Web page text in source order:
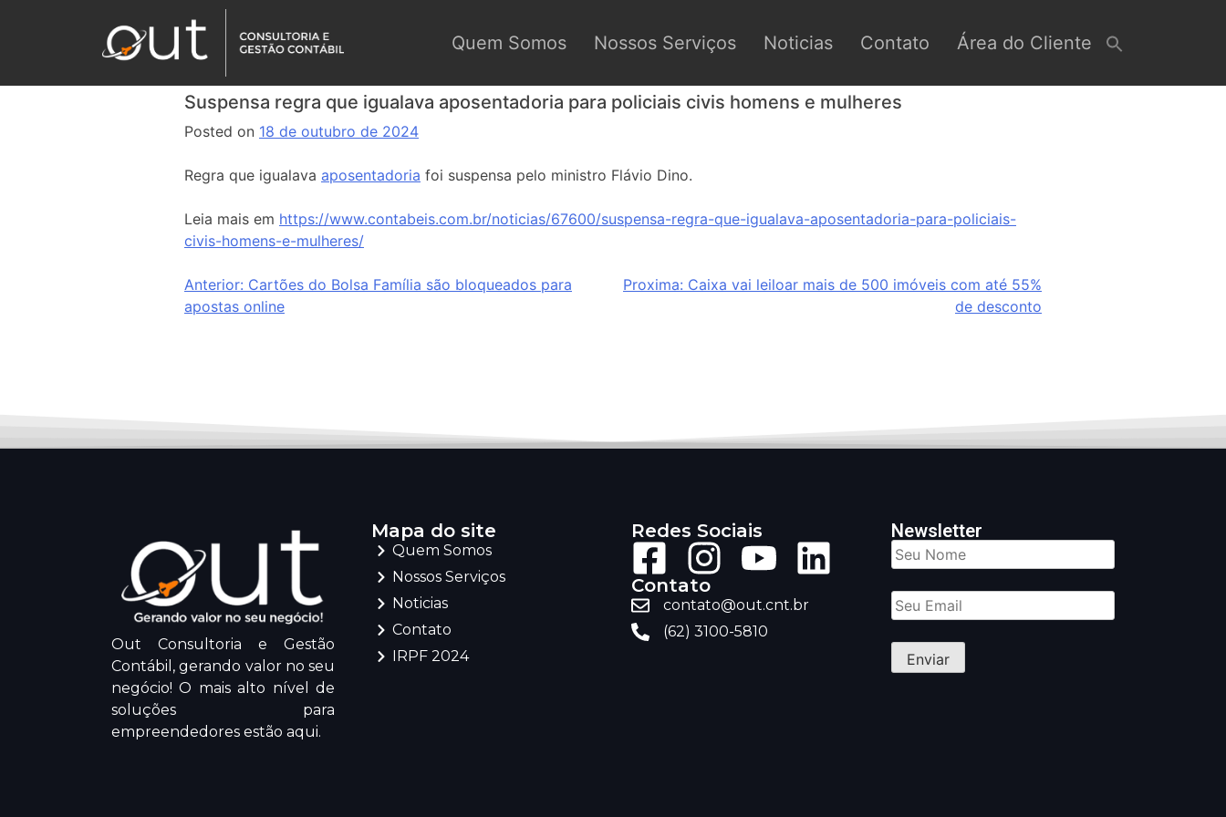
Quem Somos Nossos Serviços Noticias Contato Área do Cliente
Suspensa regra que igualava aposentadoria para policiais civis homens e mulheres
Posted on 18 de outubro de 2024
Regra que igualava aposentadoria foi suspensa pelo ministro Flávio Dino.
Leia mais em https://www.contabeis.com.br/noticias/67600/suspensa-regra-que-igualava-aposentadoria-para-policiais-
civis-homens-e-mulheres/
Anterior: Cartões do Bolsa Família são bloqueados para
apostas online
Proxima: Caixa vai leiloar mais de 500 imóveis com até 55%
de desconto
Out Consultoria e Gestão
Contábil, gerando valor no seu
negócio! O mais alto nível de
soluções para
empreendedores estão aqui.
Mapa do site
Quem Somos
Nossos Serviços
Noticias
Contato
IRPF 2024
Redes Sociais
Contato
contato@out.cnt.br
(62) 3100-5810
Newsletter